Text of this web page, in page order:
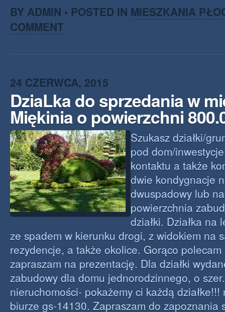
BY ADMIN • POSTED IN MIESZKANIA
COMMENT
24 CZERWCA, 2015
DziaLka do sprzedania w
Miękinia o powierzchni
Szukasz działki/
pod dom/
kontaktu a także
dwie kondygnacje
dwuspadowy lub
powierzchnia
działki. Działka na
ze spadem w kierunku drogi, z widokiem na
rezydencje, a także okolice. Gorąco polecam
zapraszam na prezentację. Dla działki
zabudowy dla domu jednorodzinnego, o
nieruchomości- pokażemy ci każdą
biurze gs-14130. Zapraszam do zapoznania